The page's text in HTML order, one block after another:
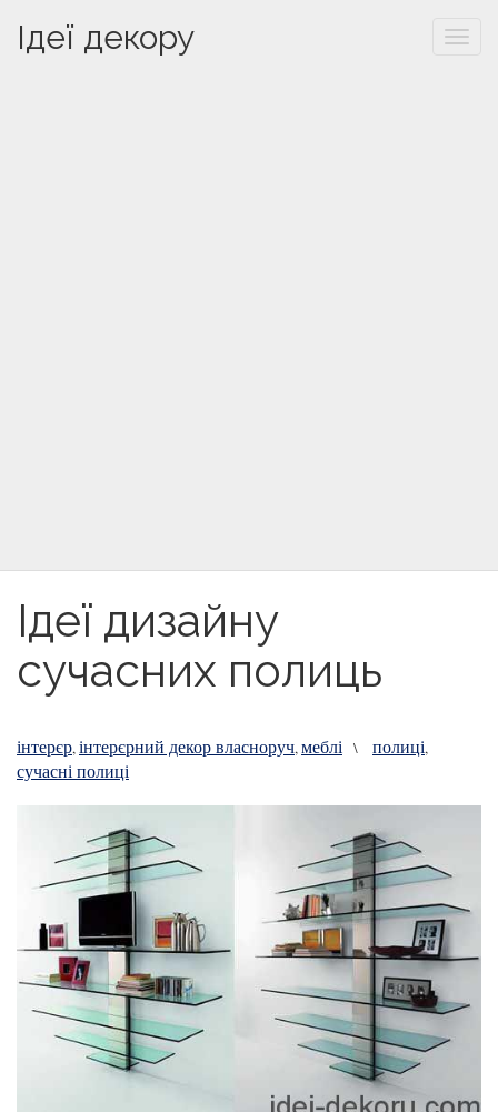
Ідеї декору
Ідеї дизайну
сучасних полиць
інтерєр,інтерєрний декор власноруч,меблі \ полиці,
сучасні полиці